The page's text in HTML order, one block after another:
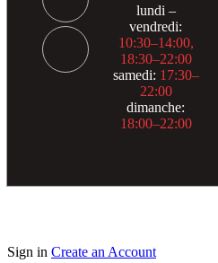
lundi –
vendredi:
10:30–14:00,
18:30–22:00
samedi: 17:30–
22:00
dimanche:
18:00–22:00
Sign in Create an Account